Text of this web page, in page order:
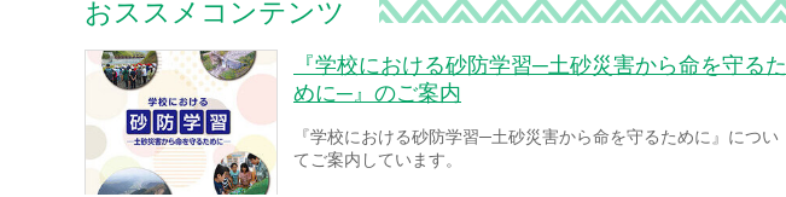
おススメコンテンツ
『学校における砂防学習─土砂災害から命を守るた
めに─』のご案内
『学校における砂防学習─土砂災害から命を守るために』につい
てご案内しています。